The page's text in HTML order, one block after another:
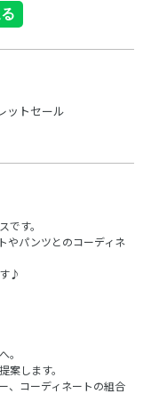
ットセール
す。
やパンツとのコーディネ
♪
。
します。
、コーディネートの組合